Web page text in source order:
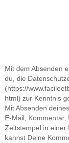
Mit dem Absenden
du, die
(https://
html) zur Kenntnis
Mit Absenden
E-Mail, Kommentar,
Zeitstempel in einer
kannst Deine